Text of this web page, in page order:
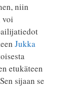
niin
voi
Jukka
etukäteen
sijaan se